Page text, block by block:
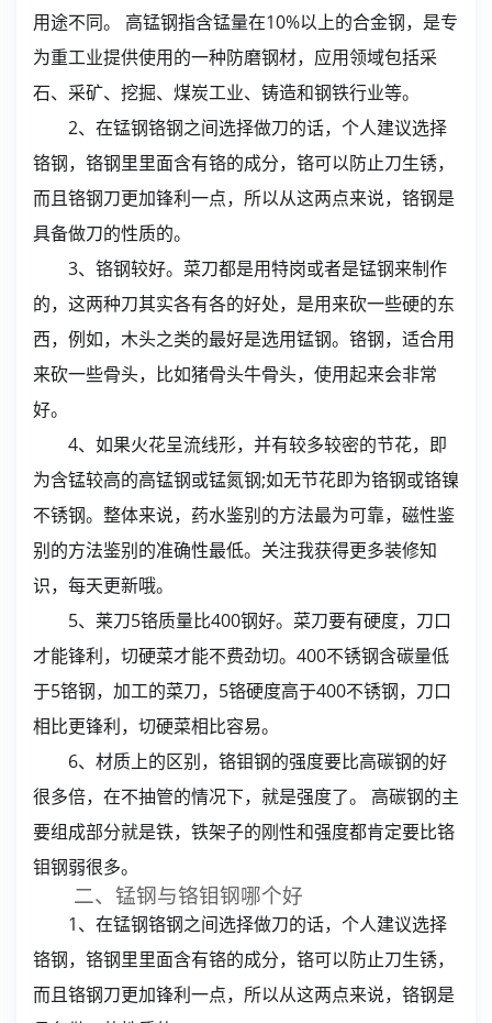
用途不同。 高锰钢指含锰量在10%以上的合金钢，是专
为重工业提供使用的一种防磨钢材，应用领域包括采
石、采矿、挖掘、煤炭工业、铸造和钢铁行业等。
2、在锰钢铬钢之间选择做刀的话，个人建议选择
铬钢，铬钢里里面含有铬的成分，铬可以防止刀生锈，
而且铬钢刀更加锋利一点，所以从这两点来说，铬钢是
具备做刀的性质的。
3、铬钢较好。菜刀都是用特岗或者是锰钢来制作
的，这两种刀其实各有各的好处，是用来砍一些硬的东
西，例如，木头之类的最好是选用锰钢。铬钢，适合用
来砍一些骨头，比如猪骨头牛骨头，使用起来会非常
好。
4、如果火花呈流线形，并有较多较密的节花，即
为含锰较高的高锰钢或锰氮钢;如无节花即为铬钢或铬镍
不锈钢。整体来说，药水鉴别的方法最为可靠，磁性鉴
别的方法鉴别的准确性最低。关注我获得更多装修知
识，每天更新哦。
5、莱刀5铬质量比400钢好。菜刀要有硬度，刀口
才能锋利，切硬菜才能不费劲切。400不锈钢含碳量低
于5铬钢，加工的菜刀，5铬硬度高于400不锈钢，刀口
相比更锋利，切硬菜相比容易。
6、材质上的区别，铬钼钢的强度要比高碳钢的好
很多倍，在不抽管的情况下，就是强度了。 高碳钢的主
要组成部分就是铁，铁架子的刚性和强度都肯定要比铬
钼钢弱很多。
二、锰钢与铬钼钢哪个好
1、在锰钢铬钢之间选择做刀的话，个人建议选择
铬钢，铬钢里里面含有铬的成分，铬可以防止刀生锈，
而且铬钢刀更加锋利一点，所以从这两点来说，铬钢是